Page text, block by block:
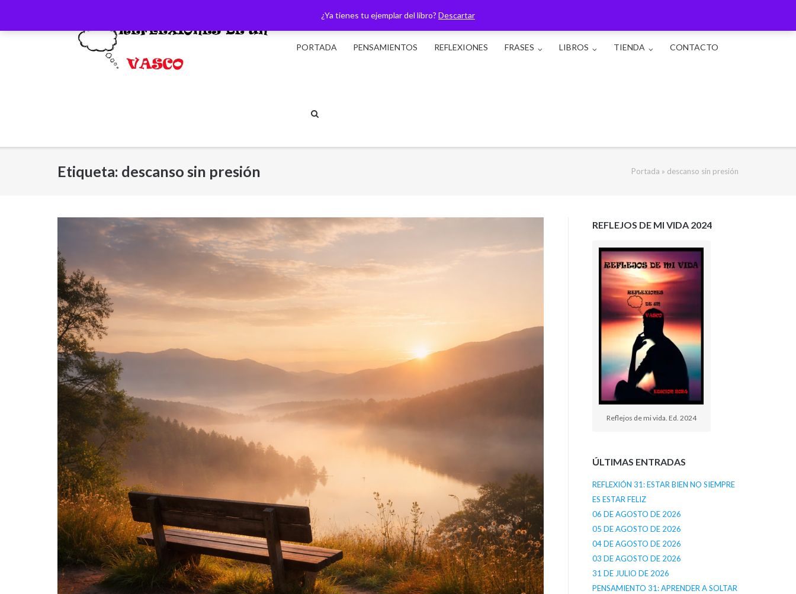
¿Ya tienes tu ejemplar del libro? Descartar
PORTADA
PENSAMIENTOS REFLEXIONES FRASES LIBROS TIENDA CONTACTO
Etiqueta: descanso sin presión Portada » descanso sin presión
REFLEJOS DE MI VIDA 2024
Reflejos de mi vida. Ed. 2024
ÚLTIMAS ENTRADAS
REFLEXIÓN 31: ESTAR BIEN NO SIEMPRE
ES ESTAR FELIZ
06 DE AGOSTO DE 2026
05 DE AGOSTO DE 2026
04 DE AGOSTO DE 2026
03 DE AGOSTO DE 2026
31 DE JULIO DE 2026
PENSAMIENTO 31: APRENDER A SOLTAR